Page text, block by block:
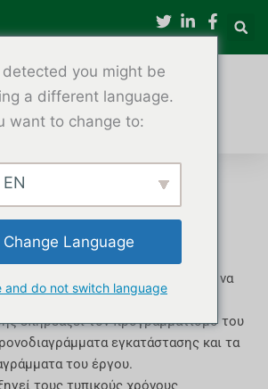
για την
τόρνου ξύλου CNC;
σωστό τόρνο ξύλου CNC, οι
μια τελευταία ερώτηση πριν
«Πόσο καιρό θα χρειαστεί για να
επηρεάζει τον προγραμματισμό του
εγκατάστασης και τα
του έργου.
τους τυπικούς χρόνους
detected you might be
a different language.
want to change to:
EN
Change Language
and do not switch language